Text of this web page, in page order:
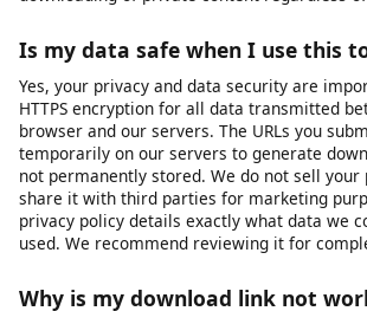
Our tool can only access videos that are
videos to which you already have access
unlisted videos). We cannot bypass privacy
protection, or paywalls. If a video requires
into the platform to view it, you will need
logged in on that platform first, then copy
into our downloader. Note that some
downloading of private content regardless
Is my data safe when I use this